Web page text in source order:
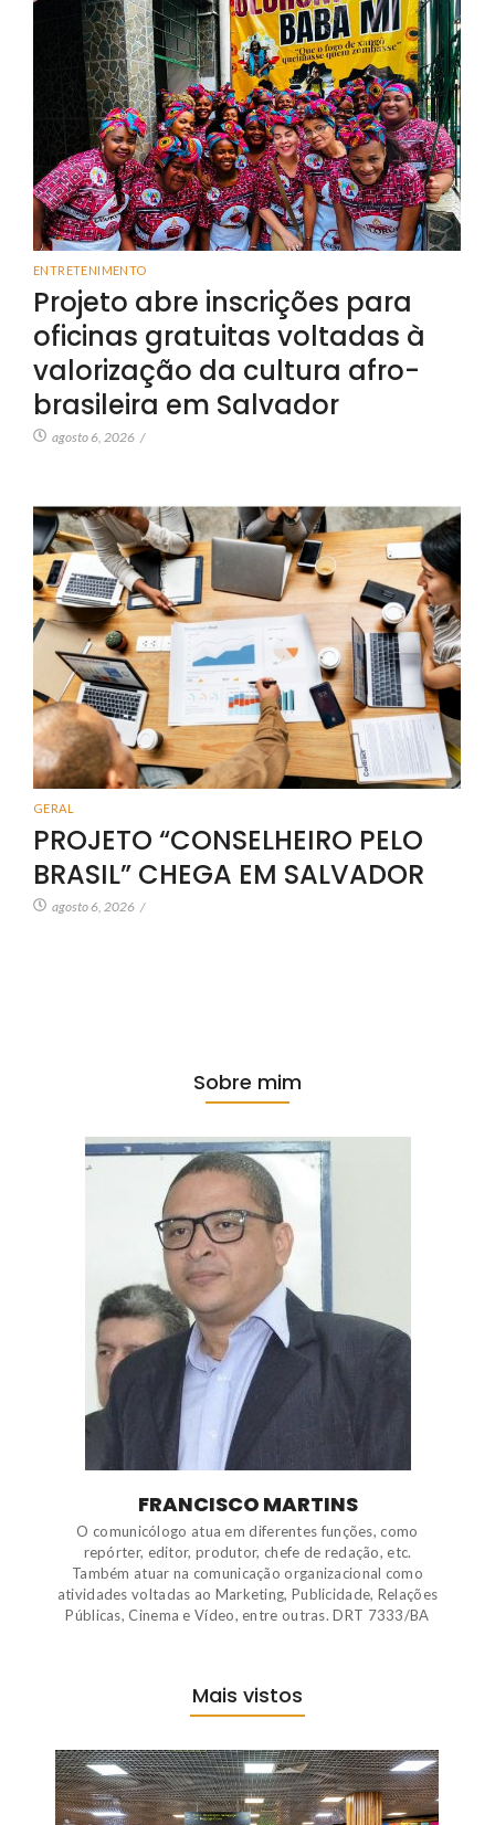
ENTRETENIMENTO
Projeto abre inscrições para
oficinas gratuitas voltadas à
valorização da cultura afro-
brasileira em Salvador
agosto 6, 2026 /
GERAL
PROJETO “CONSELHEIRO PELO
BRASIL” CHEGA EM SALVADOR
agosto 6, 2026 /
Sobre mim
FRANCISCO MARTINS
O comunicólogo atua em diferentes funções, como
repórter, editor, produtor, chefe de redação, etc.
Também atuar na comunicação organizacional como
atividades voltadas ao Marketing, Publicidade, Relações
Públicas, Cinema e Vídeo, entre outras. DRT 7333/BA
Mais vistos